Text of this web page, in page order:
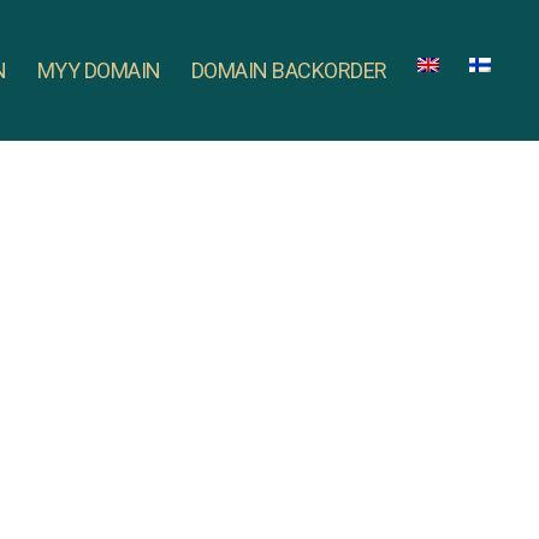
MYY DOMAIN DOMAIN BACKORDER